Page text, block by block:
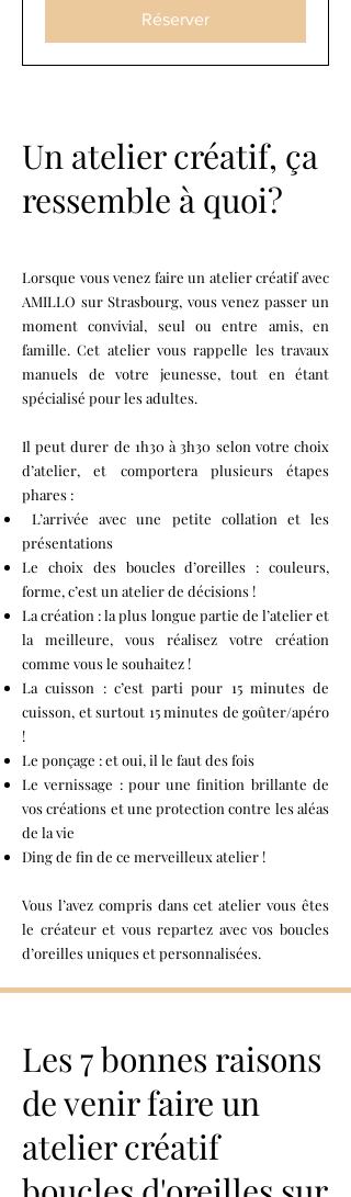
Réserver
Un atelier créatif, ça
ressemble à quoi?
Lorsque vous venez faire un atelier créatif avec
AMILLO sur Strasbourg, vous venez passer un
moment convivial, seul ou entre amis, en
famille. Cet atelier vous rappelle les travaux
manuels de votre jeunesse, tout en étant
spécialisé pour les adultes.
Il peut durer de 1h30 à 3h30 selon votre choix
d’atelier, et comportera plusieurs étapes
phares :
L’arrivée avec une petite collation et les
présentations
Le choix des boucles d’oreilles : couleurs,
forme, c’est un atelier de décisions !
La création : la plus longue partie de l’atelier et
la meilleure, vous réalisez votre création
comme vous le souhaitez !
La cuisson : c’est parti pour 15 minutes de
cuisson, et surtout 15 minutes de goûter/apéro
!
Le ponçage : et oui, il le faut des fois
Le vernissage : pour une finition brillante de
vos créations et une protection contre les aléas
de la vie
Ding de fin de ce merveilleux atelier !
Vous l’avez compris dans cet atelier vous êtes
le créateur et vous repartez avec vos boucles
d’oreilles uniques et personnalisées.
Les 7 bonnes raisons
de venir faire un
atelier créatif